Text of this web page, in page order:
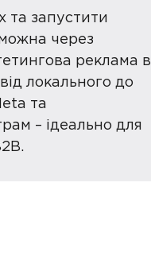
та запустити
через
реклама в
локального до
та
– ідеально для